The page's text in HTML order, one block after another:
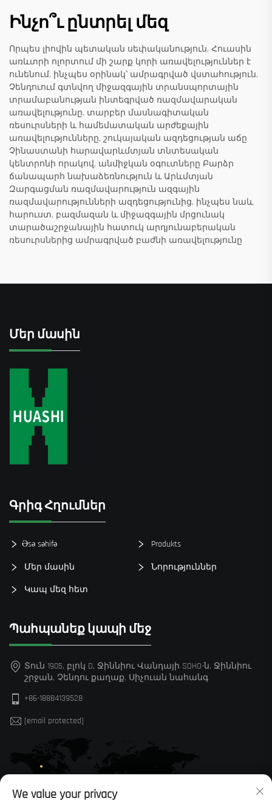
Ինչո՞ւ ընտրել մեզ
Որպես լիովին պետական սեփականություն, Հուասին
առևտրի ոլորտում մի շարք կորի առավելություններ է
ունենում, ինչպես օրինակ՝ ամրագրված վստահություն,
Չենդուում գտնվող միջազգային տրանսպորտային
տրամաբանության ինտեգրված ռազմավարական
առավելությունը, տարբեր մասնագիտական
ռեսուրսների և համեմատական արժեքային
առավելությունները, շուկայական ազդեցության աճը
Չինաստանի հարավարևմտյան տնտեսական
կենտրոնի որակով, անմիջկան օգուտները Բարձր
ճանապարհ նախաձեռնություն և Արևմտյան
Զարգացման ռազմավարություն ազգային
ռազմավարությունների ազդեցությունից, ինչպես նաև
հարուստ, բազմազան և միջազգային մրցունակ
տարածաշրջանային հատուկ արդյունաբերական
ռեսուրսներից ամրագրված բաժնի առավելությունը
Մեր մասին
Գրիգ Հղումներ
Əsə səhifə Produkts
Մեր մասին Նորություններ
Կապ մեզ հետ
Պահպանեք կապի մեջ
Տուն 1905, բլոկ D, Ջիննիու Վանդայի SOHO-ն, Ջիննիու
շրջան, Չենդու քաղաք, Սիչուան նահանգ
+86-18884139528
[email protected]
We value your privacy